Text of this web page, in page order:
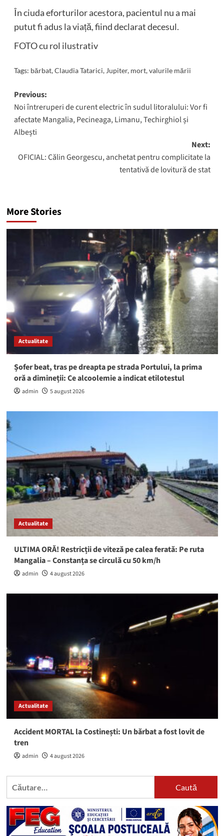
În ciuda eforturilor acestora, pacientul nu a mai
putut fi adus la viață, fiind declarat decesul.
FOTO cu rol ilustrativ
Tags: bărbat,Claudia Tatarici, Jupiter, mort,valurile mării
Post
navigation
Previous:
Noi întreruperi de curent electric în sudul litoralului: Vor fi
afectate Mangalia, Pecineaga, Limanu, Techirghiol și
Albești
Next:
OFICIAL: Călin Georgescu, anchetat pentru complicitate la
tentativă de lovitură de stat
More Stories
Actualitate
Șofer beat, tras pe dreapta pe strada Portului, la prima
oră a dimineții: Ce alcoolemie a indicat etilotestul
admin 5 august 2026
Actualitate
ULTIMA ORĂ! Restricții de viteză pe calea ferată: Pe ruta
Mangalia – Constanța se circulă cu 50 km/h
admin 4 august 2026
Actualitate
Accident MORTAL la Costinești: Un bărbat a fost lovit de
tren
admin 4 august 2026
Caută